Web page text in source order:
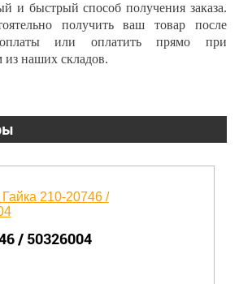
и быстрый способ получения заказа.
получить ваш товар после
оплаты или оплатить прямо при
наших складов.
/ 50326004